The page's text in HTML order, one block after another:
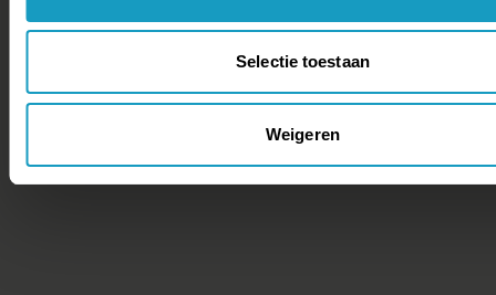
Selectie toestaan
Weigeren